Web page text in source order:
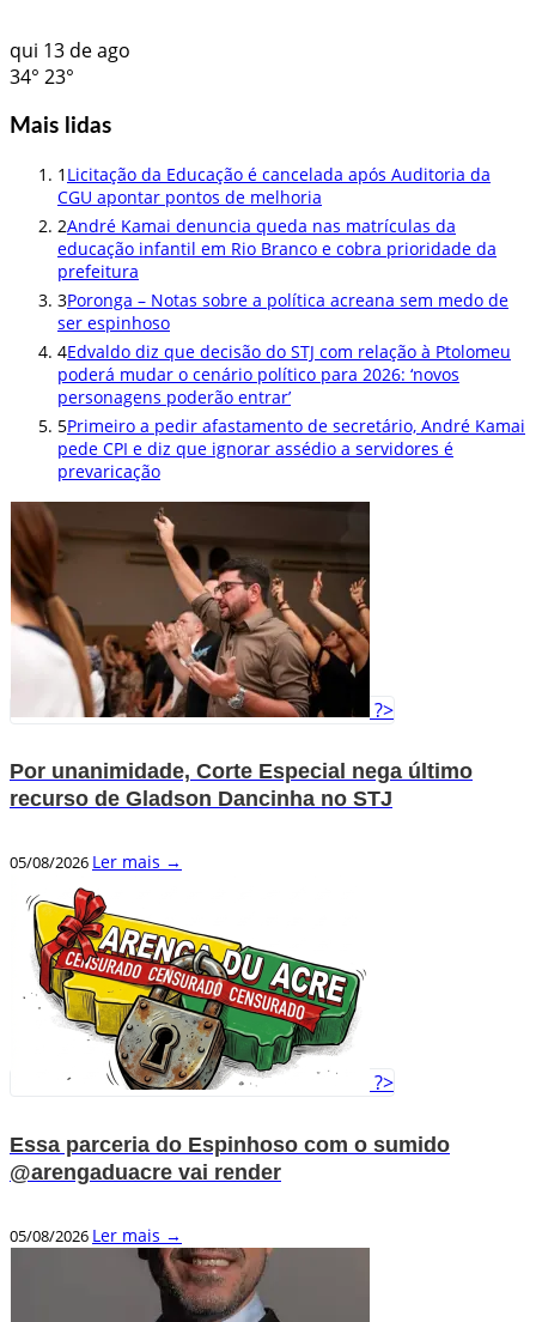
qui 13 de ago
34° 23°
Mais lidas
1 Licitação da Educação é cancelada após Auditoria da
CGU apontar pontos de melhoria
2André Kamai denuncia queda nas matrículas da
educação infantil em Rio Branco e cobra prioridade da
prefeitura
3Poronga – Notas sobre a política acreana sem medo de
ser espinhoso
4Edvaldo diz que decisão do STJ com relação à Ptolomeu
poderá mudar o cenário político para 2026: ‘novos
personagens poderão entrar’
5Primeiro a pedir afastamento de secretário, André Kamai
pede CPI e diz que ignorar assédio a servidores é
prevaricação
?>
Por unanimidade, Corte Especial nega último
recurso de Gladson Dancinha no STJ
05/08/2026 Ler mais →
?>
Essa parceria do Espinhoso com o sumido
@arengaduacre vai render
05/08/2026 Ler mais →